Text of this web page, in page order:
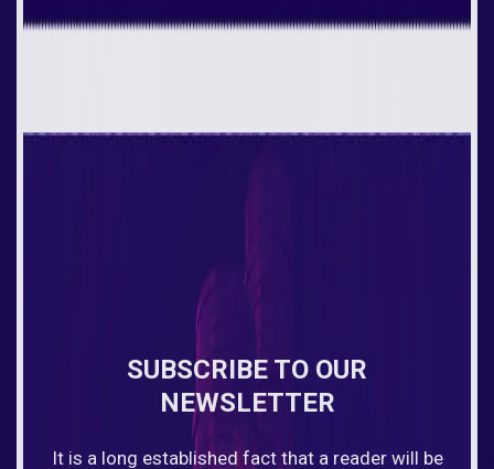
SUBSCRIBE TO OUR
NEWSLETTER
It is a long established fact that a reader will be